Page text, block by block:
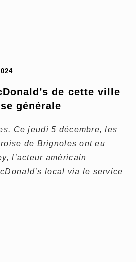
de cette ville
générale
Ce jeudi 5 décembre, les
de Brignoles ont eu
l’acteur américain
local via le service